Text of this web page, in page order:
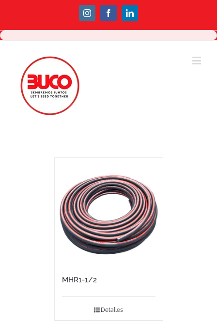
InstagramFacebookLinkedin
MHR1-1/2
Detalles